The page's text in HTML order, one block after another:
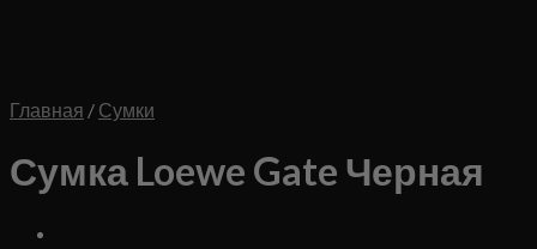
Главная / Сумки
Сумка Loewe Gate Черная